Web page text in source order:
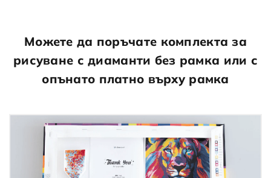
Можете да поръчате комплекта за
рисуване с диаманти без рамка или с
опънато платно върху рамка